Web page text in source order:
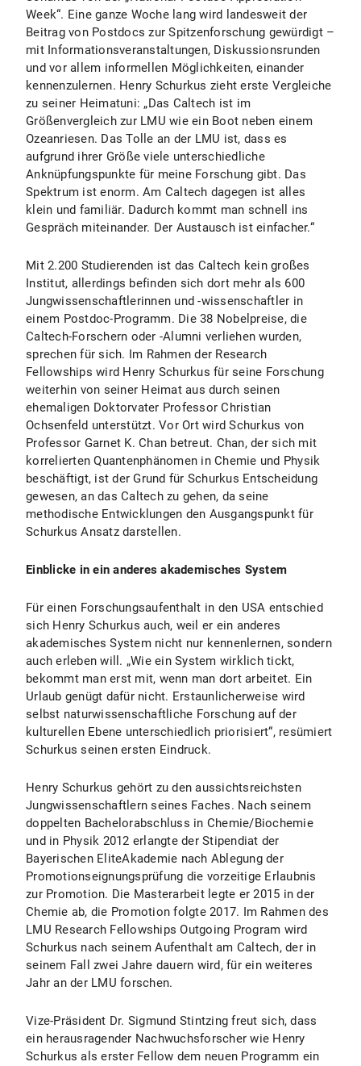
Week“. Eine ganze Woche lang wird landesweit der
Beitrag von Postdocs zur Spitzenforschung gewürdigt –
mit Informationsveranstaltungen, Diskussionsrunden
und vor allem informellen Möglichkeiten, einander
kennenzulernen. Henry Schurkus zieht erste Vergleiche
zu seiner Heimatuni: „Das Caltech ist im
Größenvergleich zur LMU wie ein Boot neben einem
Ozeanriesen. Das Tolle an der LMU ist, dass es
aufgrund ihrer Größe viele unterschiedliche
Anknüpfungspunkte für meine Forschung gibt. Das
Spektrum ist enorm. Am Caltech dagegen ist alles
klein und familiär. Dadurch kommt man schnell ins
Gespräch miteinander. Der Austausch ist einfacher.“
Mit 2.200 Studierenden ist das Caltech kein großes
Institut, allerdings befinden sich dort mehr als 600
Jungwissenschaftlerinnen und -wissenschaftler in
einem Postdoc-Programm. Die 38 Nobelpreise, die
Caltech-Forschern oder -Alumni verliehen wurden,
sprechen für sich. Im Rahmen der Research
Fellowships wird Henry Schurkus für seine Forschung
weiterhin von seiner Heimat aus durch seinen
ehemaligen Doktorvater Professor Christian
Ochsenfeld unterstützt. Vor Ort wird Schurkus von
Professor Garnet K. Chan betreut. Chan, der sich mit
korrelierten Quantenphänomen in Chemie und Physik
beschäftigt, ist der Grund für Schurkus Entscheidung
gewesen, an das Caltech zu gehen, da seine
methodische Entwicklungen den Ausgangspunkt für
Schurkus Ansatz darstellen.
Einblicke in ein anderes akademisches System
Für einen Forschungsaufenthalt in den USA entschied
sich Henry Schurkus auch, weil er ein anderes
akademisches System nicht nur kennenlernen, sondern
auch erleben will. „Wie ein System wirklich tickt,
bekommt man erst mit, wenn man dort arbeitet. Ein
Urlaub genügt dafür nicht. Erstaunlicherweise wird
selbst naturwissenschaftliche Forschung auf der
kulturellen Ebene unterschiedlich priorisiert“, resümiert
Schurkus seinen ersten Eindruck.
Henry Schurkus gehört zu den aussichtsreichsten
Jungwissenschaftlern seines Faches. Nach seinem
doppelten Bachelorabschluss in Chemie/Biochemie
und in Physik 2012 erlangte der Stipendiat der
Bayerischen EliteAkademie nach Ablegung der
Promotionseignungsprüfung die vorzeitige Erlaubnis
zur Promotion. Die Masterarbeit legte er 2015 in der
Chemie ab, die Promotion folgte 2017. Im Rahmen des
LMU Research Fellowships Outgoing Program wird
Schurkus nach seinem Aufenthalt am Caltech, der in
seinem Fall zwei Jahre dauern wird, für ein weiteres
Jahr an der LMU forschen.
Vize-Präsident Dr. Sigmund Stintzing freut sich, dass
ein herausragender Nachwuchsforscher wie Henry
Schurkus als erster Fellow dem neuen Programm ein